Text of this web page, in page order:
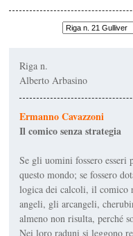
Riga n.
Alberto Arbasino
Ermanno Cavazzoni
Il comico senza strategia
Se gli uomini fossero
questo mondo; se fossero
logica dei calcoli, il comico
angeli, gli arcangeli,
almeno non risulta, perché
Nei loro raduni si leggono